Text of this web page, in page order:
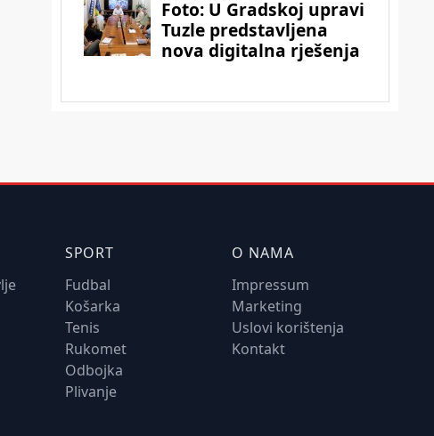
SPORT
Fudbal
Košarka
Tenis
Rukomet
Odbojka
Plivanje
O NAMA
Impressum
Marketing
Uslovi korištenja
Kontakt